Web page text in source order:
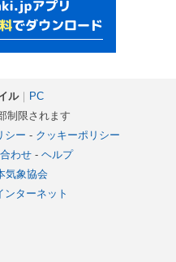
ル｜ PC
制限されます
シー - クッキーポリシー
わせ- ヘルプ
気象協会
ンターネット